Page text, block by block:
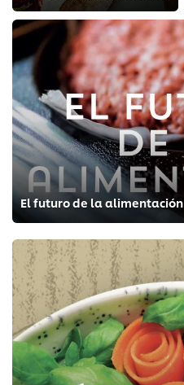
El futuro de la alimentación